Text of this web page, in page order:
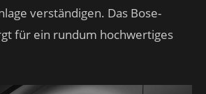
verständigen. Das Bose-
für ein rundum hochwertiges